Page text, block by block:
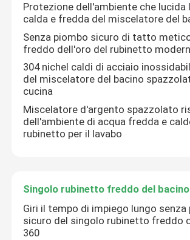
Protezione dell'ambiente che lucida
calda e fredda del miscelatore del
Senza piombo sicuro di tatto
freddo dell'oro del rubinetto
304 nichel caldi di acciaio
del miscelatore del bacino
cucina
Miscelatore d'argento spazzolato
dell'ambiente di acqua fredda e
rubinetto per il lavabo
Singolo rubinetto freddo del bacino
Giri il tempo di impiego lungo senza
sicuro del singolo rubinetto freddo
360